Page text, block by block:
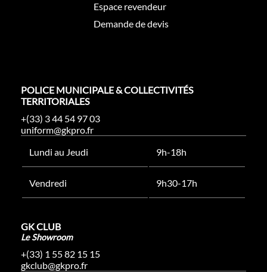
Espace revendeur
Demande de devis
POLICE MUNICIPALE & COLLECTIVITÉS
TERRITORIALES
+(33) 3 44 54 97 03
uniform@gkpro.fr
Lundi au Jeudi
9h-18h
Vendredi 9h30-17h
GK CLUB
Le Showroom
+(33) 1 55 82 15 15
gkclub@gkpro.fr